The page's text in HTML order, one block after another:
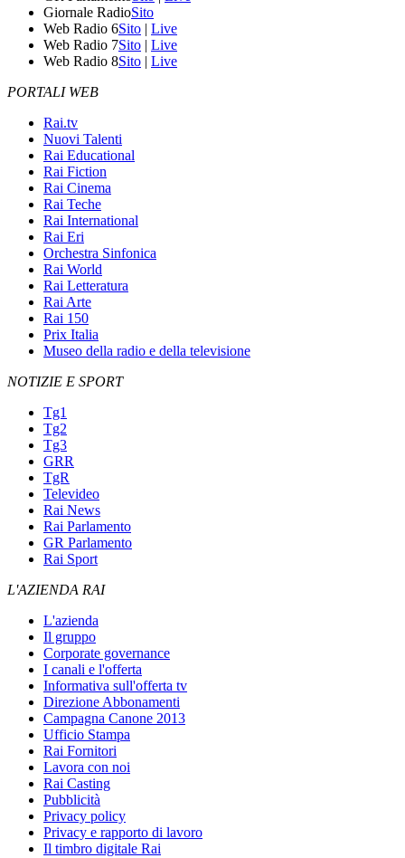
Giornale RadioSito
Web Radio 6Sito | Live
Web Radio 7Sito | Live
Web Radio 8Sito | Live
PORTALI WEB
Rai.tv
Nuovi Talenti
Rai Educational
Rai Fiction
Rai Cinema
Rai Teche
Rai International
Rai Eri
Orchestra Sinfonica
Rai World
Rai Letteratura
Rai Arte
Rai 150
Prix Italia
Museo della radio e della televisione
NOTIZIE E SPORT
Tg1
Tg2
Tg3
GRR
TgR
Televideo
Rai News
Rai Parlamento
GR Parlamento
Rai Sport
L'AZIENDA RAI
L'azienda
Il gruppo
Corporate governance
I canali e l'offerta
Informativa sull'offerta tv
Direzione Abbonamenti
Campagna Canone 2013
Ufficio Stampa
Rai Fornitori
Lavora con noi
Rai Casting
Pubblicità
Privacy policy
Privacy e rapporto di lavoro
Il timbro digitale Rai